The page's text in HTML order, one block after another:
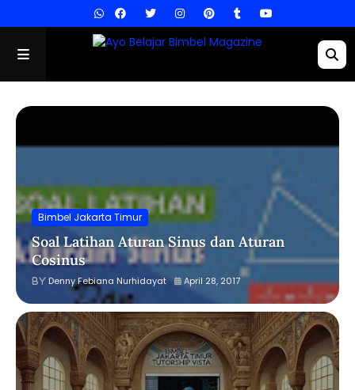
Bimbel Jakarta Timur
Soal Latihan Aturan Sinus dan Aturan
Cosinus
Denny Febiana Nurhidayat April 28, 2017